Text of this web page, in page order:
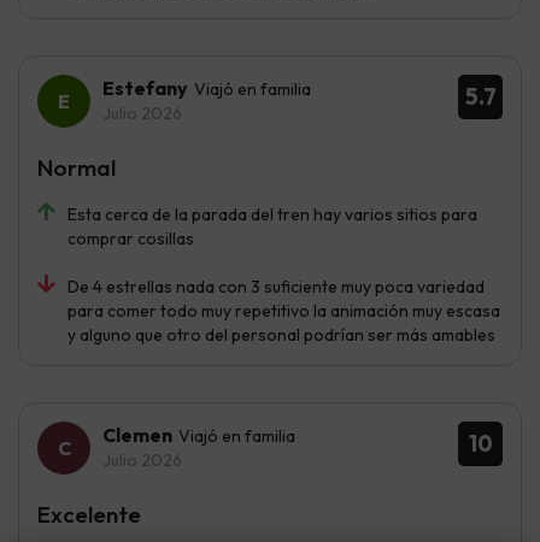
5.7
Estefany Viajó en familia
Julio 2026
Esta cerca de la parada del tren hay varios sitios para
comprar cosillas
De 4 estrellas nada con 3 suficiente muy poca variedad
para comer todo muy repetitivo la animación muy escasa
y alguno que otro del personal podrían ser más amables
Normal
10
Clemen Viajó en familia
Julio 2026
Excelente